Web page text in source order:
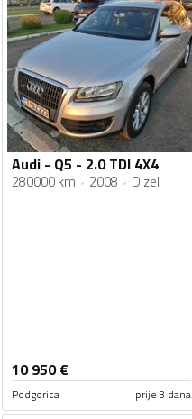
Audi - Q5 - 2.0 TDI 4X4
280000 km 2008 Dizel
10 950€
Podgorica prije 3 dana